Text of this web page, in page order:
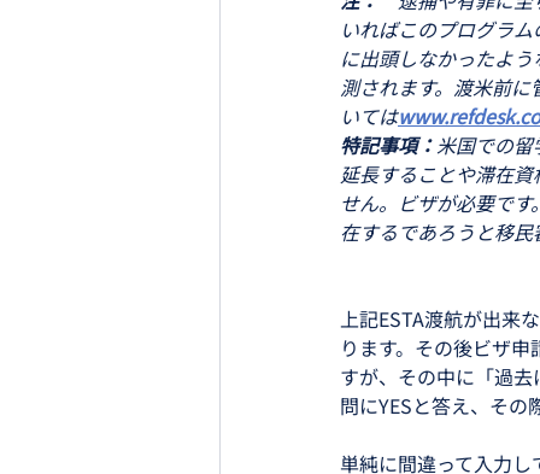
いればこのプログラ
に出頭しなかったよ
測されます。渡米前
いては
特記事項：米国での
延長することや滞在
せん。ビザが必要で
在するであろうと移
上記ESTA渡航が出来
ります。その後ビザ
すが、その中に「過
問にYESと答え、その
単純に間違って入力